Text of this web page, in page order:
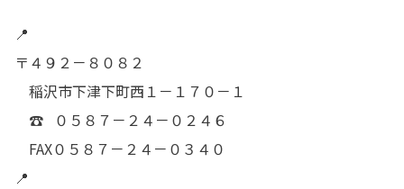
📍
〒４９２－８０８２
稲沢市下津下町西１－１７０－１
☎ ０５８７－２４－０２４６
FAX０５８７－２４－０３４０
📍